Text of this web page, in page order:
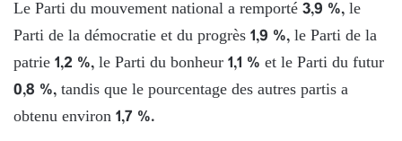
Le Parti du mouvement national a remporté 3,9 %, le
Parti de la démocratie et du progrès 1,9 %, le Parti de la
patrie 1,2 %, le Parti du bonheur 1,1 % et le Parti du futur
0,8 %, tandis que le pourcentage des autres partis a
obtenu environ 1,7 %.